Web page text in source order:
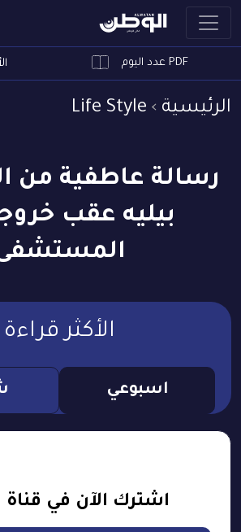
PDF عدد اليوم
الرئيسية Life Style
رسالة عاطفية من
بيليه عقب
الأكثر قراءة
اسبوعي
اشترك الآن في قناة